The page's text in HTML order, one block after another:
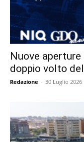
Nuove
doppio volto
Redazione - 30 Luglio 2026